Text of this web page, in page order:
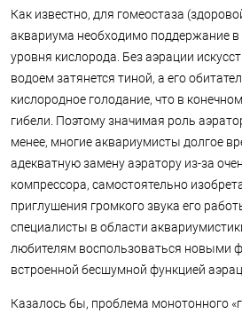
Как известно, для гомеостаза
аквариума необходимо поддержание в
уровня кислорода. Без аэрации
водоем затянется тиной, а его
кислородное голодание, что в
гибели. Поэтому значимая роль
менее, многие аквариумисты долгое
адекватную замену аэратору из-за
компрессора, самостоятельно
приглушения громкого звука его
специалисты в области
любителям воспользоваться новыми
встроенной бесшумной функцией
Казалось бы, проблема монотонного